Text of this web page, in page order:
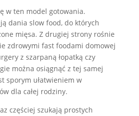
w ten model gotowania.
dania slow food, do których
mięsa. Z drugiej strony rośnie
zdrowymi fast foodami domowej
z szarpaną łopatką czy
można osiągnąć z tej samej
sporym ułatwieniem w
dla całej rodziny.
częściej szukają prostych